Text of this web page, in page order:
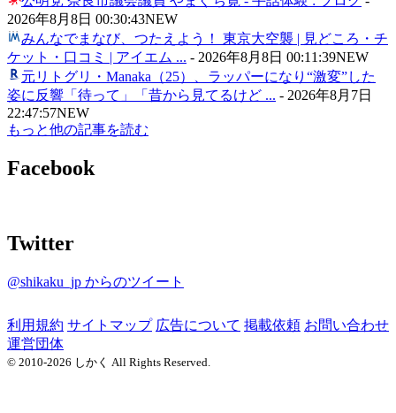
2026年8月8日 00:30:43NEW
みんなでまなび、つたえよう！ 東京大空襲 | 見どころ・チ
ケット・口コミ | アイエム ... - 2026年8月8日 00:11:39NEW
元リトグリ・Manaka（25）、ラッパーになり“激変”した
姿に反響「待って」「昔から見てるけど ... - 2026年8月7日
22:47:57NEW
もっと他の記事を読む
Facebook
Twitter
@shikaku_jp からのツイート
利用規約 サイトマップ 広告について 掲載依頼 お問い合わせ
運営団体
© 2010-2026 しかく All Rights Reserved.